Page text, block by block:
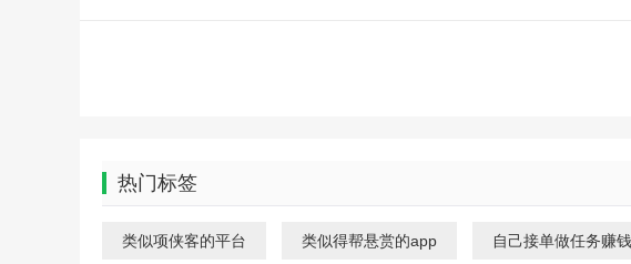
热门标签
类似项侠客的平台 类似得帮悬赏的app 自己接单做任务赚